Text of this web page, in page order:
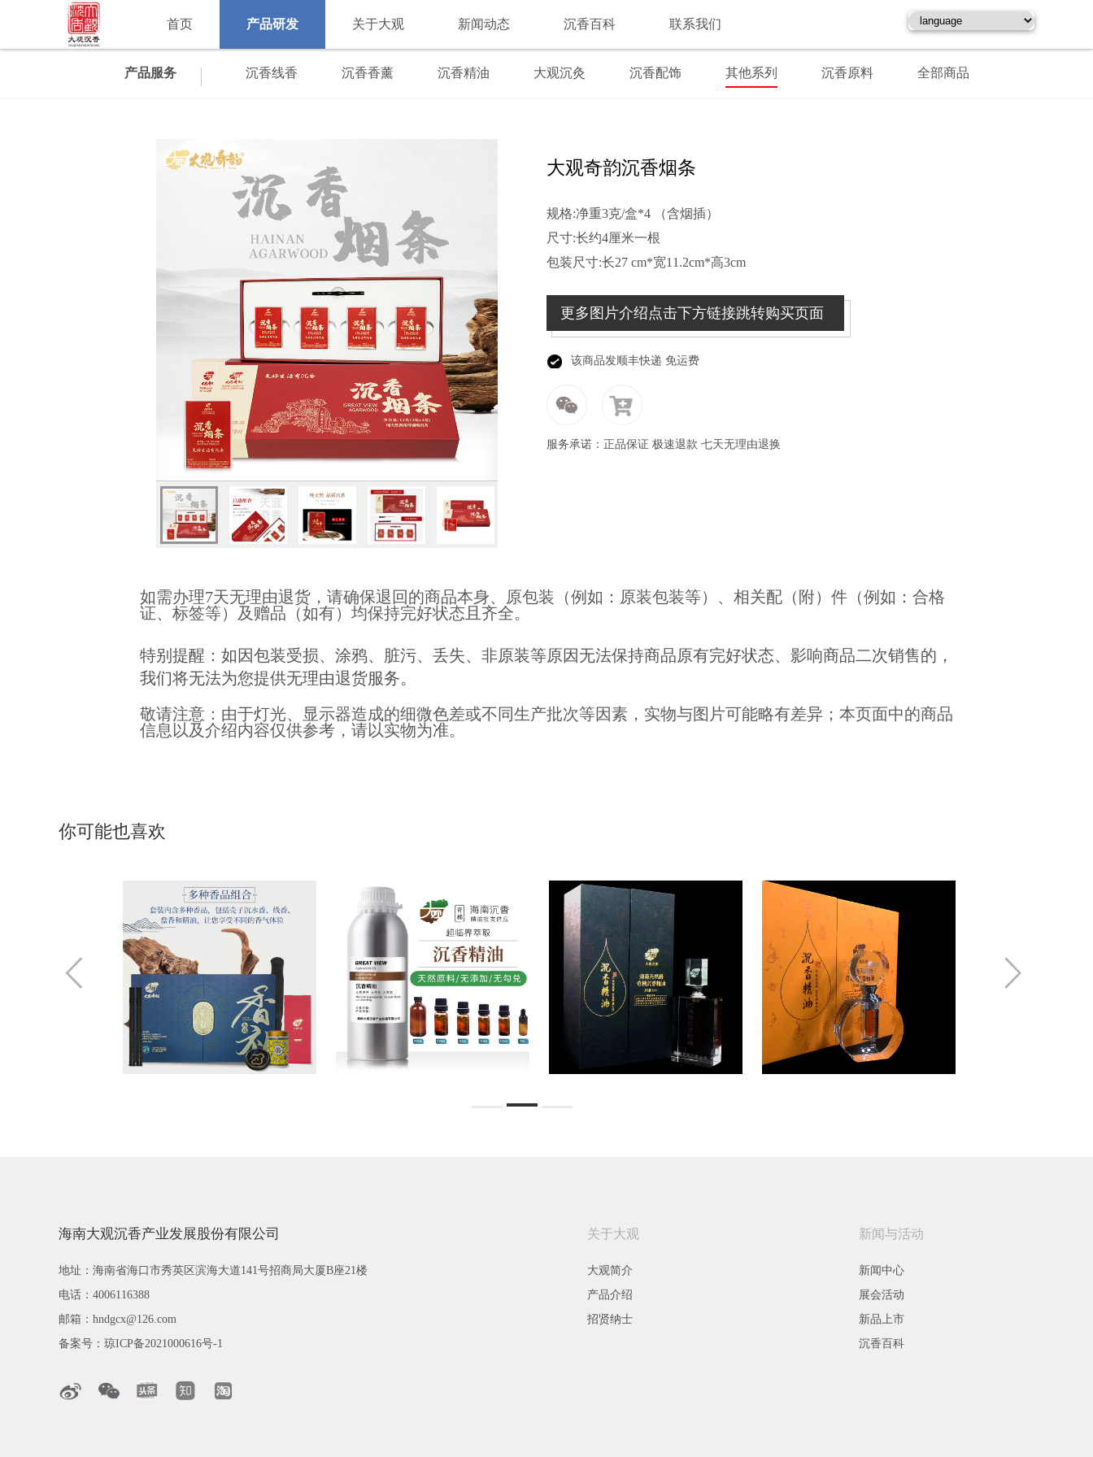
首页 产品研发 关于大观 新闻动态 沉香百科 联系我们
产品服务 沉香线香 沉香香薰 沉香精油 大观沉灸 沉香配饰 其他系列 沉香原料 全部商品
大观奇韵沉香烟条
规格:净重3克/盒*4 （含烟插）
尺寸:长约4厘米一根
包装尺寸:长27 cm*宽11.2cm*高3cm
更多图片介绍点击下方链接跳转购买页面
该商品发顺丰快递 免运费
服务承诺：正品保证 极速退款 七天无理由退换
如需办理7天无理由退货，请确保退回的商品本身、原包装（例如：原装包装等）、相关配（附）件（例如：合格
证、标签等）及赠品（如有）均保持完好状态且齐全。
特别提醒：如因包装受损、涂鸦、脏污、丢失、非原装等原因无法保持商品原有完好状态、影响商品二次销售的，
我们将无法为您提供无理由退货服务。
敬请注意：由于灯光、显示器造成的细微色差或不同生产批次等因素，实物与图片可能略有差异；本页面中的商品
信息以及介绍内容仅供参考，请以实物为准。
你可能也喜欢
海南大观沉香产业发展股份有限公司
地址：海南省海口市秀英区滨海大道141号招商局大厦B座21楼
电话：4006116388
邮箱：hndgcx@126.com
备案号： 琼ICP备2021000616号-1
关于大观
大观简介
产品介绍
招贤纳士
新闻与活动
新闻中心
展会活动
新品上市
沉香百科